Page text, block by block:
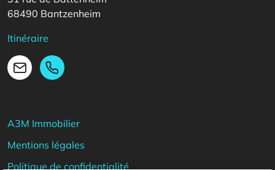
68490 Bantzenheim
Itinéraire
03 89 28 08 08
A3M Immobilier
Mentions légales
Politique de confidentialité